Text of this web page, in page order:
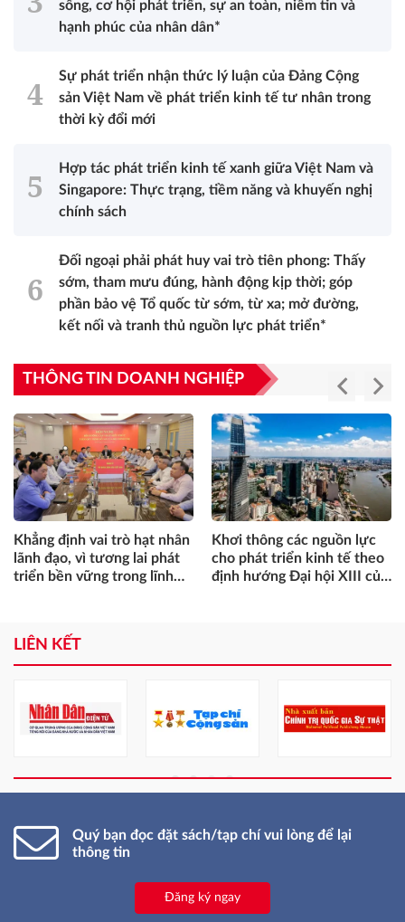
sống, cơ hội phát triển, sự an toàn, niềm tin và
hạnh phúc của nhân dân*
Sự phát triển nhận thức lý luận của Đảng Cộng
sản Việt Nam về phát triển kinh tế tư nhân trong
thời kỳ đổi mới
Hợp tác phát triển kinh tế xanh giữa Việt Nam và
Singapore: Thực trạng, tiềm năng và khuyến nghị
chính sách
Đối ngoại phải phát huy vai trò tiên phong: Thấy
sớm, tham mưu đúng, hành động kịp thời; góp
phần bảo vệ Tổ quốc từ sớm, từ xa; mở đường,
kết nối và tranh thủ nguồn lực phát triển*
THÔNG TIN DOANH NGHIỆP
Khơi thông các nguồn lực
cho phát triển kinh tế theo
định hướng Đại hội XIII của
Tác động của FDI đến quá
trình đổi mới mô hình tăng
trưởng kinh tế - Một số vấn
LIÊN KẾT
Quý bạn đọc đặt sách/tạp chí vui lòng để lại
thông tin
Đăng ký ngay